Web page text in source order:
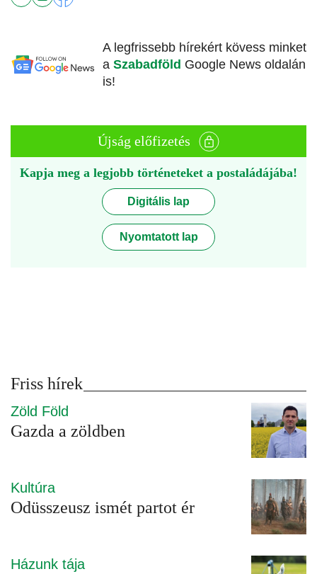
A legfrissebb hírekért kövess minket
a Szabadföld Google News oldalán
is!
Újság előfizetés
Kapja meg a legjobb történeteket a postaládájába!
Digitális lap
Nyomtatott lap
Friss hírek
Zöld Föld
Gazda a zöldben
Kultúra
Odüsszeusz ismét partot ér
Házunk tája